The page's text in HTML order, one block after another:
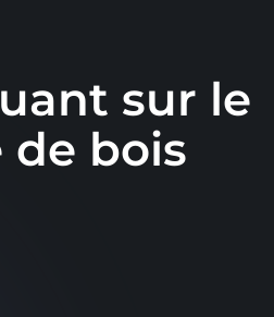
sur le
de bois